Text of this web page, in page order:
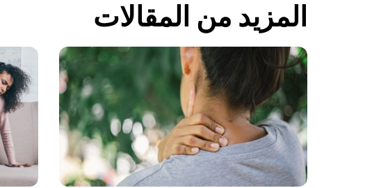
المزيد من المقالات